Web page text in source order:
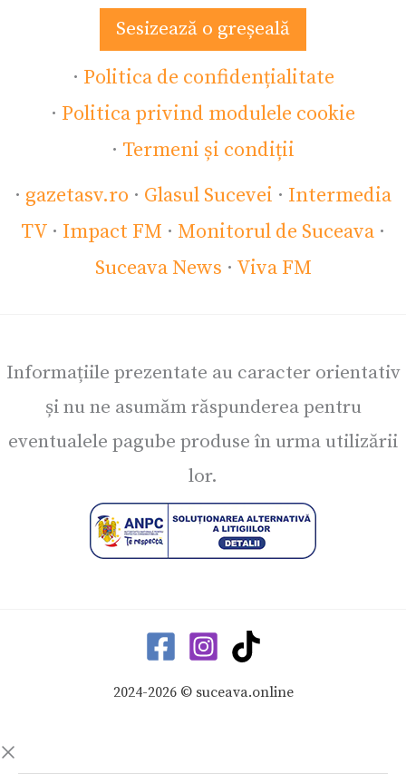
Sesizează o greșeală
· Politica de confidențialitate
· Politica privind modulele cookie
· Termeni și condiții
· gazetasv.ro · Glasul Sucevei · Intermedia
TV · Impact FM · Monitorul de Suceava ·
Suceava News · Viva FM
Informațiile prezentate au caracter orientativ
și nu ne asumăm răspunderea pentru
eventualele pagube produse în urma utilizării
lor.
2024-2026 © suceava.online